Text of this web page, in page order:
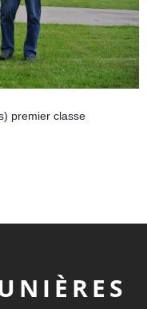
premier classe